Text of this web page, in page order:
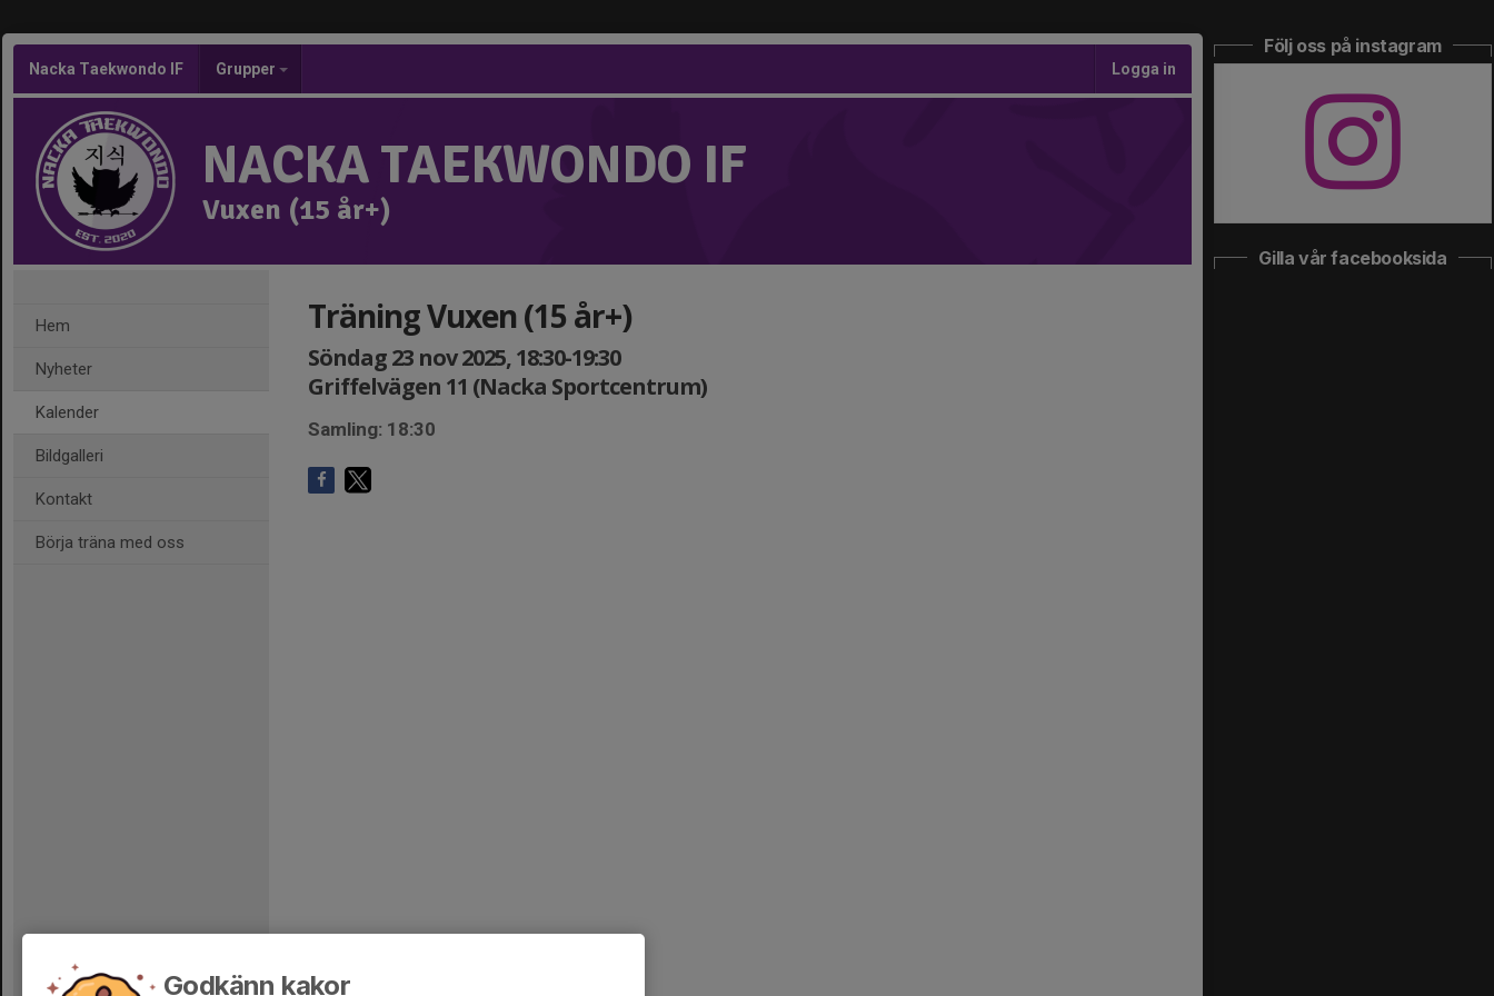
Nacka Taekwondo IF Grupper Logga in
NACKA TAEKWONDO IF
Vuxen (15 år+)
Hem
Nyheter
Kalender
Bildgalleri
Kontakt
Börja träna med oss
Träning Vuxen (15 år+)
Söndag 23 nov 2025, 18:30-19:30
Griffelvägen 11 (Nacka Sportcentrum)
Samling: 18:30
Följ oss på instagram
Gilla vår facebooksida
Godkänn kakor